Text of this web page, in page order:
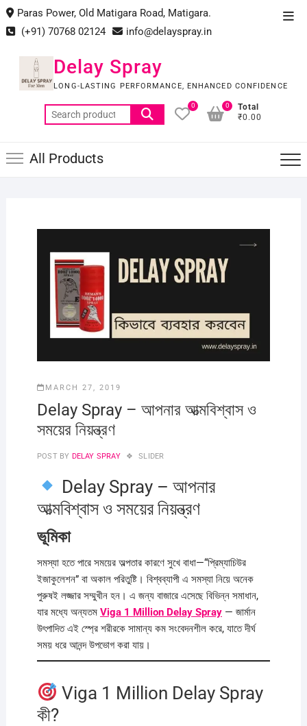
Skip
to
content
Paras Power, Old Matigara Road, Matigara.
(+91) 70768 02124
info@delayspray.in
Delay Spray
LONG-LASTING PERFORMANCE, ENHANCED CONFIDENCE
Search
for:
0
Total
₹0.00
0
All Products
MARCH 27, 2019
Delay Spray – আপনার আত্মবিশ্বাস ও
সময়ের নিয়ন্ত্রণ
POST BY DELAY SPRAY SLIDER
Delay Spray – আপনার
আত্মবিশ্বাস ও সময়ের নিয়ন্ত্রণ
ভূমিকা
সমস্যা হতে পারে সময়ের অল্পতার কারণে সুখে বাধা—“প্রিম্যাচিউর
ইজাকুলেশন” বা অকাল পরিতুষ্টি। বিশ্বব্যাপী এ সমস্যা নিয়ে অনেক
পুরুষই লজ্জার সম্মুখীন হন। এ জন্য বাজারে এসেছে বিভিন্ন সমাধান,
যার মধ্যে অন্যতম Viga 1 Million Delay Spray— জার্মান
উৎপাদিত এই স্প্রে শরীরকে সামান্য কম সংবেদনশীল করে, যাতে দীর্ঘ
সময় ধরে আনন্দ উপভোগ করা যায়।
Viga 1 Million Delay Spray
কী?